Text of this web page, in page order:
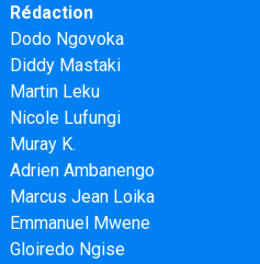
Rédaction
Dodo Ngovoka
Diddy Mastaki
Martin Leku
Nicole Lufungi
Muray K.
Adrien Ambanengo
Marcus Jean Loika
Emmanuel Mwene
Gloiredo Ngise